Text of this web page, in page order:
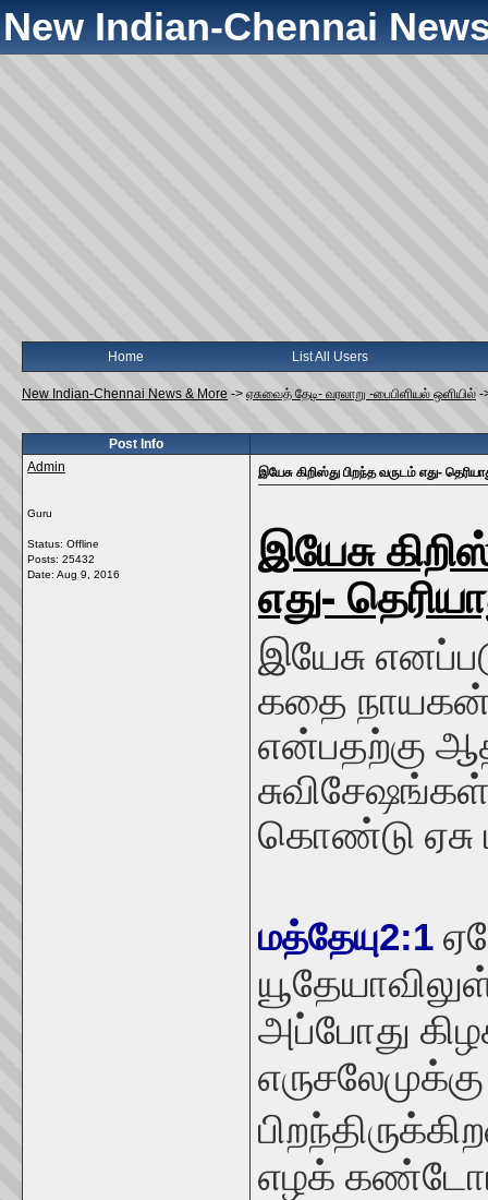
New Indian-Chennai
Home List All Users
New Indian-Chennai News & More -> ஏசுவைத் தேடி- வரலாறு -பைபிளியல் ஒளியில் -
Post Info
Admin
Guru
Status: Offline
Posts: 25432
Date: Aug 9, 2016
இயேசு கிறிஸ்து பிறந்த வருடம் எது-
இயேசு
எது-
இயேசு
கதை
என்பதற்கு
கொண்டு ஏசு
மத்தேயு2:1
அப்போது
எழக்